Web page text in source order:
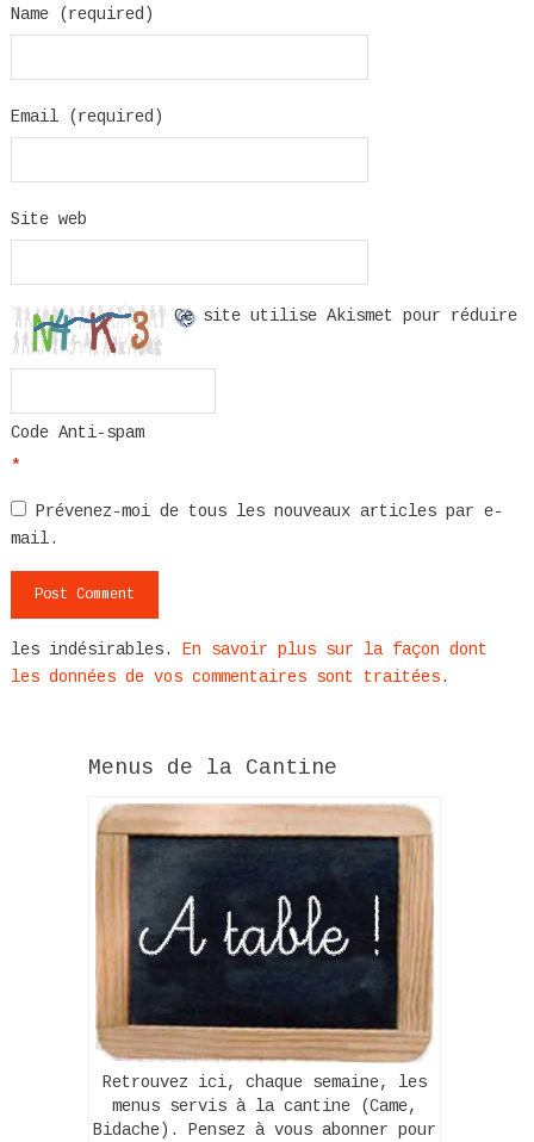
Name (required)
Email (required)
Site web
Code Anti-spam
*
Prévenez-moi de tous les nouveaux articles par e-
mail.
Ce site utilise Akismet pour réduire
les indésirables.
En savoir plus sur la façon dont
les données de vos commentaires sont traitées.
Menus de la Cantine
Retrouvez ici, chaque semaine, les
menus servis à la cantine (Came,
Bidache). Pensez à vous abonner pour